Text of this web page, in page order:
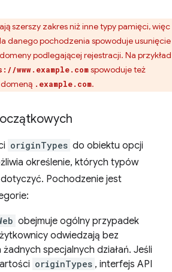
szerszy zakres niż inne typy pamięci, więc
danego pochodzenia spowoduje usunięcie
podlegającej rejestracji. Na przykład
www.example.comspowoduje też
.example.com.
originTypes do obiektu opcji
określenie, których typów
Pochodzenie jest
obejmuje ogólny przypadek
odwiedzają bez
specjalnych działań. Jeśli
originTypes , interfejs API